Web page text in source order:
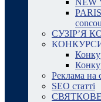
NEW
СУЗІР’Я
Реклама на
SEO статті